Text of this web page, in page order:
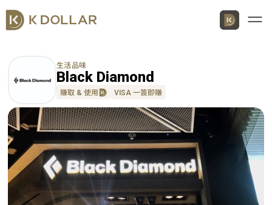
生活品味
Black Diamond
賺取 & 使用 VISA 一簽即賺